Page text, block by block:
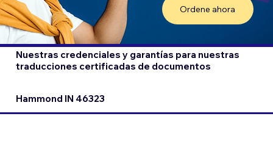
Ordene ahora
Nuestras credenciales y garantías para nuestras
traducciones certificadas de documentos
Hammond IN 46323